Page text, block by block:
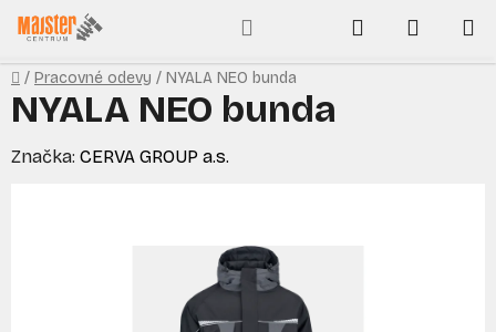
Prejsť
na
obsah
Hľadať
KOŠÍK
Domov
/ Pracovné odevy / NYALA NEO bunda
NYALA NEO bunda
Značka: CERVA GROUP a.s.